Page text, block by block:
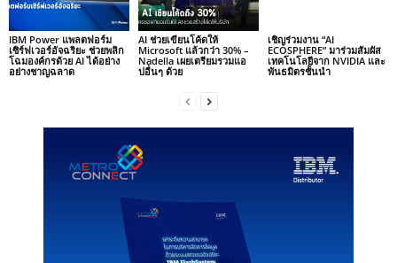
IBM Power แพลตฟอร์ม
เซิร์ฟเวอร์อัจฉริยะ ช่วยพลิก
โฉมองค์กรด้วย AI ได้อย่าง
อย่างชาญฉลาด
AI ช่วยเขียนโค้ดให้
Microsoft แล้วกว่า 30% –
Nadella เผยเตรียมรวมแอ
ปอื่นๆ ด้วย
เชิญร่วมงาน “AI
ECOSPHERE” มาร่วมสัมผัส
เทคโนโลยีจาก NVIDIA และ
พันธมิตรชั้นนำ